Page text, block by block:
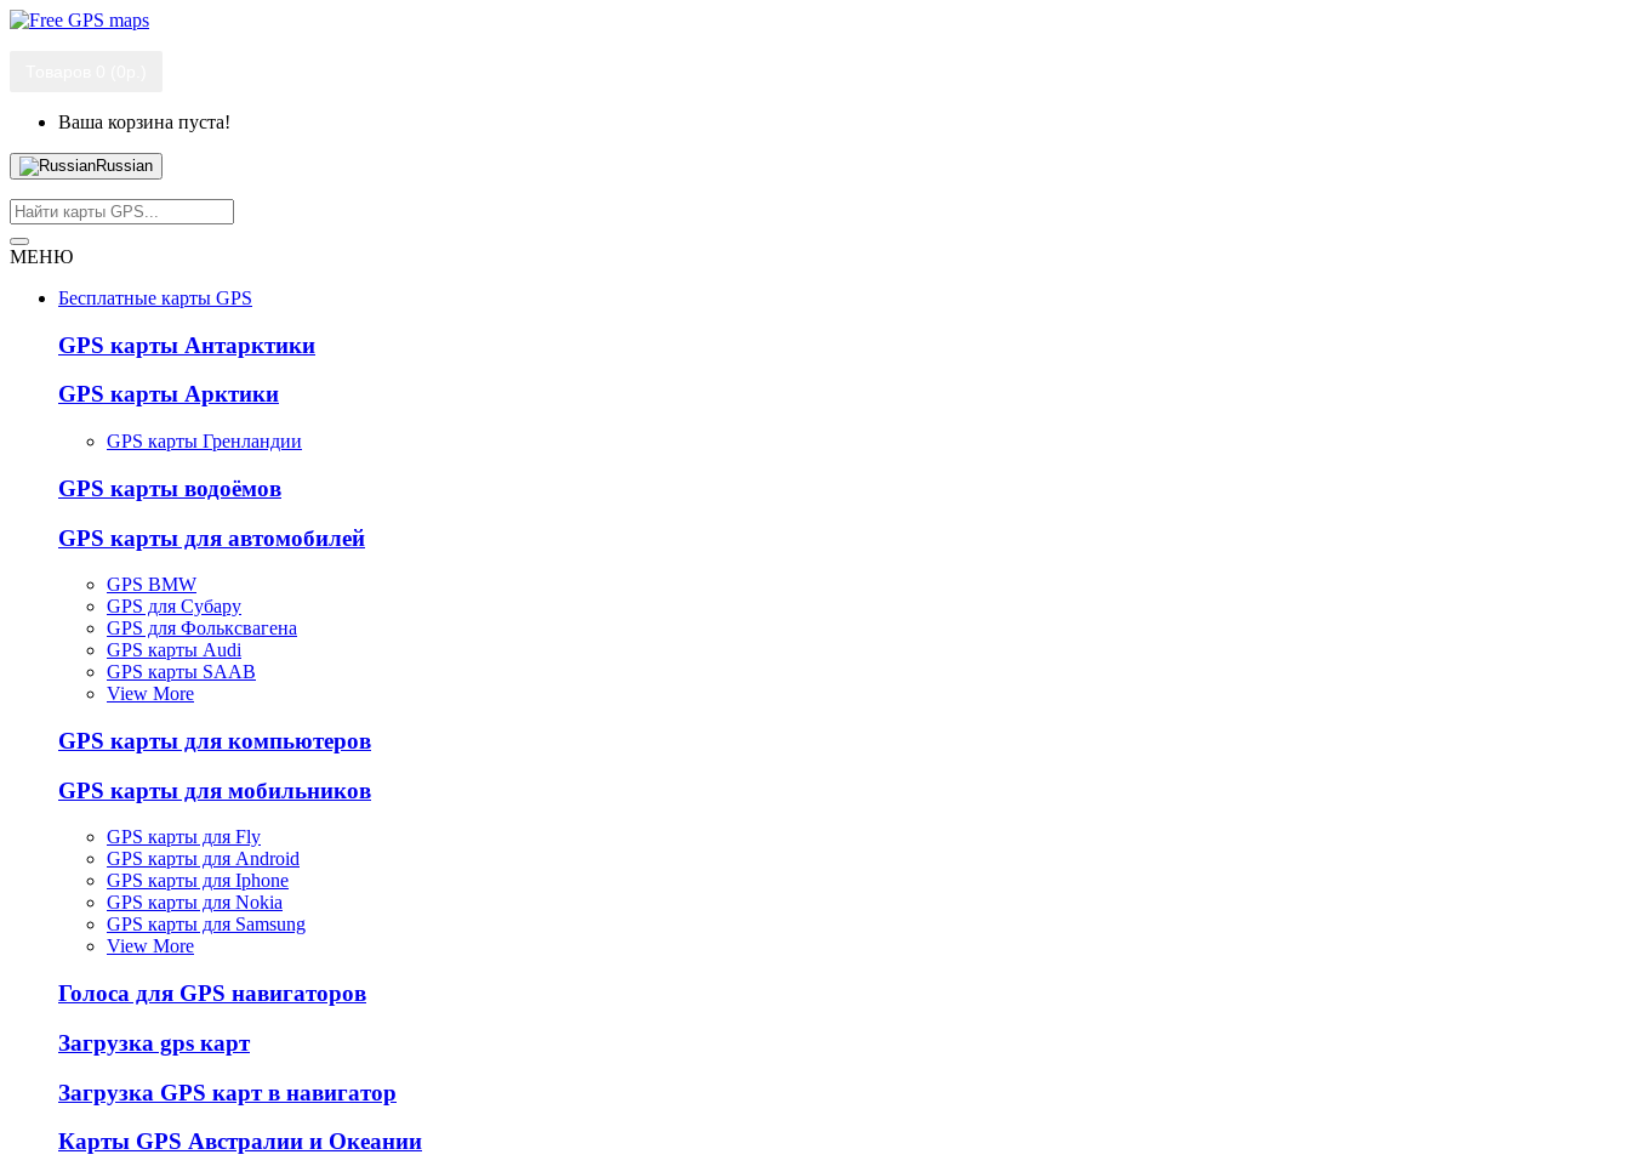
Ваша корзина пуста!
Russian
МЕНЮ
Бесплатные карты GPS
GPS карты Антарктики
GPS карты Арктики
GPS карты Гренландии
GPS карты водоёмов
GPS карты для автомобилей
GPS BMW
GPS для Субару
GPS для Фольксвагена
GPS карты Audi
GPS карты SAAB
View More
GPS карты для компьютеров
GPS карты для мобильников
GPS карты для Fly
GPS карты для Android
GPS карты для Iphone
GPS карты для Nokia
GPS карты для Samsung
View More
Голоса для GPS навигаторов
Загрузка gps карт
Загрузка GPS карт в навигатор
Карты GPS Австралии и Океании